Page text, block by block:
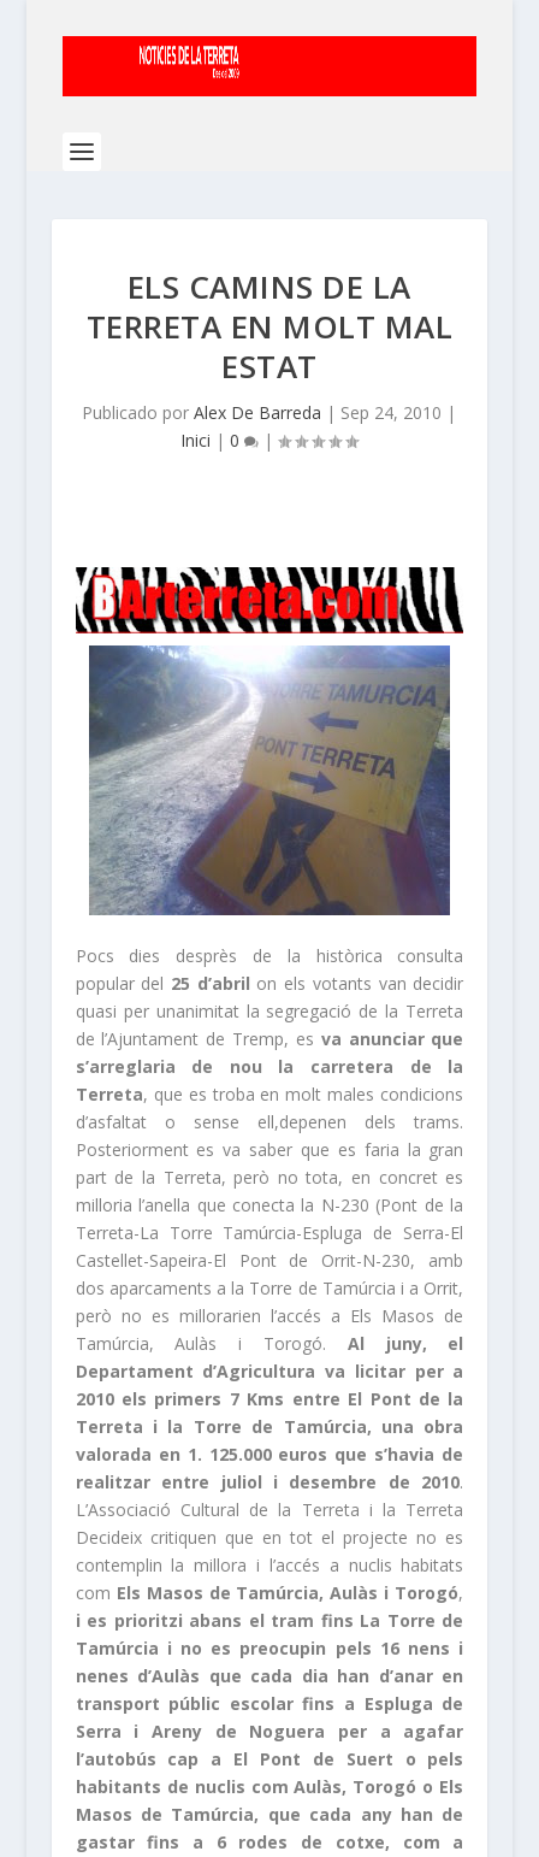
ELS CAMINS DE LA
TERRETA EN MOLT MAL
ESTAT
Publicado porAlex De Barreda | Sep 24, 2010 |
Inici |0 |
Pocs dies desprès de la històrica consulta
popular del 25 d’abril on els votants van decidir
quasi per unanimitat la segregació de la Terreta
de l’Ajuntament de Tremp, es va anunciar que
s’arreglaria de nou la carretera de la
Terreta, que es troba en molt males condicions
d’asfaltat o sense ell,depenen dels trams.
Posteriorment es va saber que es faria la gran
part de la Terreta, però no tota, en concret es
milloria l’anella que conecta la N-230 (Pont de la
Terreta-La Torre Tamúrcia-Espluga de Serra-El
Castellet-Sapeira-El Pont de Orrit-N-230, amb
dos aparcaments a la Torre de Tamúrcia i a Orrit,
però no es millorarien l’accés a Els Masos de
Tamúrcia, Aulàs i Torogó. Al juny, el
Departament d’Agricultura va licitar per a
2010 els primers 7 Kms entre El Pont de la
Terreta i la Torre de Tamúrcia, una obra
valorada en 1. 125.000 euros que s’havia de
realitzar entre juliol i desembre de 2010.
L’Associació Cultural de la Terreta i la Terreta
Decideix critiquen que en tot el projecte no es
contemplin la millora i l’accés a nuclis habitats
com Els Masos de Tamúrcia, Aulàs i Torogó,
i es prioritzi abans el tram fins La Torre de
Tamúrcia i no es preocupin pels 16 nens i
nenes d’Aulàs que cada dia han d’anar en
transport públic escolar fins a Espluga de
Serra i Areny
de Noguera per a agafar
l’autobús cap a El Pont de Suert o pels
habitants de nuclis com Aulàs, Torogó o Els
Masos de Tamúrcia, que cada any han de
gastar fins a 6 rodes de cotxe, com a